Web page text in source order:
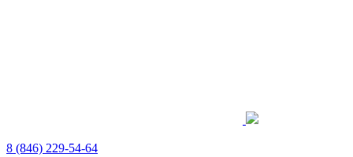
8 (846) 229-54-64